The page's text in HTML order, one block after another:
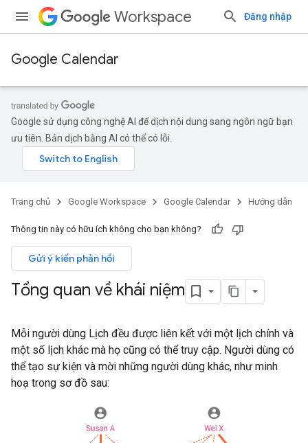
Workspace Đăng nhập
Google Calendar
Google sử dụng công nghệ AI để dịch nội dung sang ngôn ngữ bạn
ưu tiên. Bản dịch bằng AI có thể có lỗi.
Trang chủ Google Workspace Google Calendar Hướng dẫn
Thông tin này có hữu ích không cho bạn không?
Gửi ý kiến phản hồi
Tổng quan về khái niệm
Mỗi người dùng Lịch đều được liên kết với một lịch chính và
một số lịch khác mà họ cũng có thể truy cập. Người dùng có
thể tạo sự kiện và mời những người dùng khác, như minh
hoạ trong sơ đồ sau: